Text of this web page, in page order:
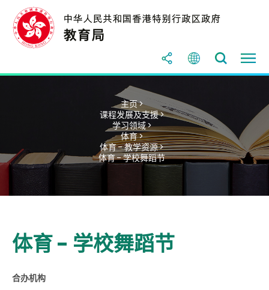
主页 >
课程发展及支援 >
学习领域 >
体育 >
体育 - 教学资源 >
体育 - 学校舞蹈节
体育 - 学校舞蹈节
合办机构